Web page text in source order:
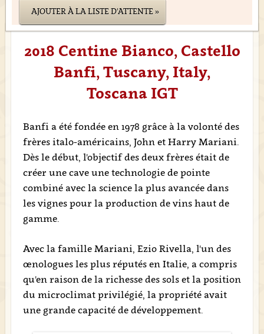
AJOUTER À LA LISTE D'ATTENTE »
2018 Centine Bianco, Castello
Banfi, Tuscany, Italy,
Toscana IGT
Banfi a été fondée en 1978 grâce à la volonté des
frères italo-américains, John et Harry Mariani.
Dès le début, l'objectif des deux frères était de
créer une cave une technologie de pointe
combiné avec la science la plus avancée dans
les vignes pour la production de vins haut de
gamme.
Avec la famille Mariani, Ezio Rivella, l'un des
œnologues les plus réputés en Italie, a compris
qu'en raison de la richesse des sols et la position
du microclimat privilégié, la propriété avait
une grande capacité de développement.